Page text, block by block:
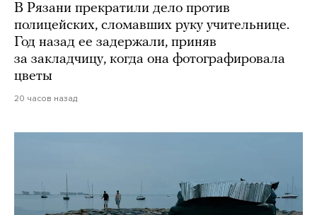
В Рязани прекратили дело против
полицейских, сломавших руку учительнице.
Год назад ее задержали, приняв
за закладчицу, когда она фотографировала
цветы
20 часов назад